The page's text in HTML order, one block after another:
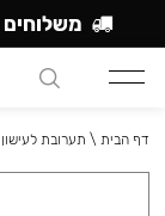
דף הבית \ תערובת לעישון
משלוחים